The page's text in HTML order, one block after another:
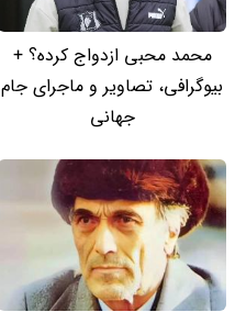
محمد محبی ازدواج کرده؟ +
بیوگرافی، تصاویر و ماجرای جام
جهانی